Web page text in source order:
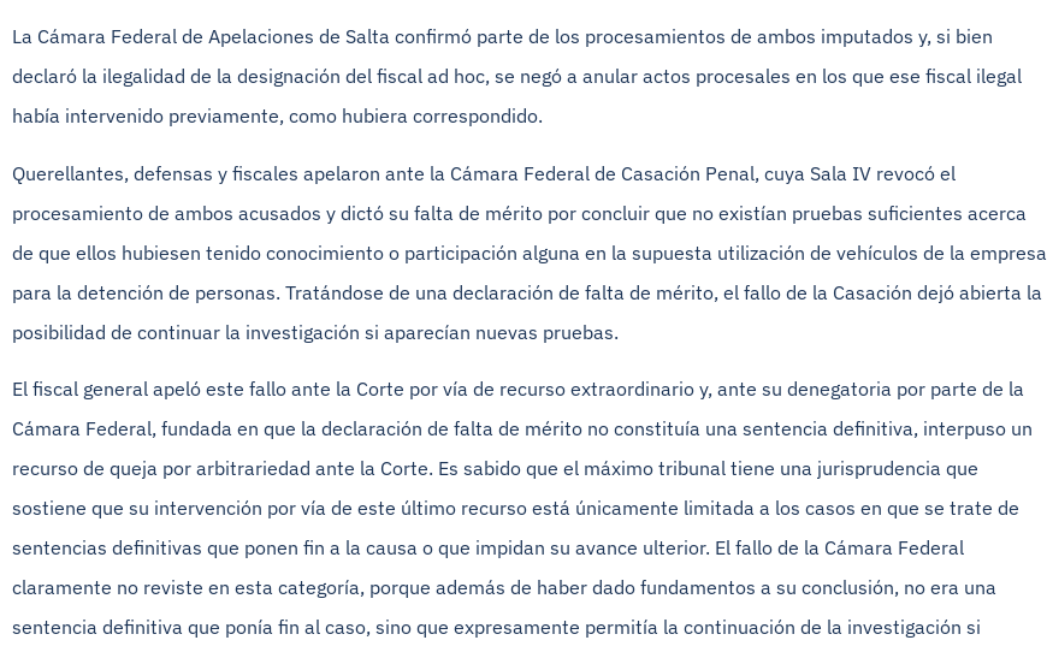
La Cámara Federal de Apelaciones de Salta confirmó parte de los procesamientos de ambos imputados y, si bien
declaró la ilegalidad de la designación del fiscal ad hoc, se negó a anular actos procesales en los que ese fiscal ilegal
había intervenido previamente, como hubiera correspondido.
Querellantes, defensas y fiscales apelaron ante la Cámara Federal de Casación Penal, cuya Sala IV revocó el
procesamiento de ambos acusados y dictó su falta de mérito por concluir que no existían pruebas suficientes acerca
de que ellos hubiesen tenido conocimiento o participación alguna en la supuesta utilización de vehículos de la empresa
para la detención de personas. Tratándose de una declaración de falta de mérito, el fallo de la Casación dejó abierta la
posibilidad de continuar la investigación si aparecían nuevas pruebas.
El fiscal general apeló este fallo ante la Corte por vía de recurso extraordinario y, ante su denegatoria por parte de la
Cámara Federal, fundada en que la declaración de falta de mérito no constituía una sentencia definitiva, interpuso un
recurso de queja por arbitrariedad ante la Corte. Es sabido que el máximo tribunal tiene una jurisprudencia que
sostiene que su intervención por vía de este último recurso está únicamente limitada a los casos en que se trate de
sentencias definitivas que ponen fin a la causa o que impidan su avance ulterior. El fallo de la Cámara Federal
claramente no reviste en esta categoría, porque además de haber dado fundamentos a su conclusión, no era una
sentencia definitiva que ponía fin al caso, sino que expresamente permitía la continuación de la investigación si